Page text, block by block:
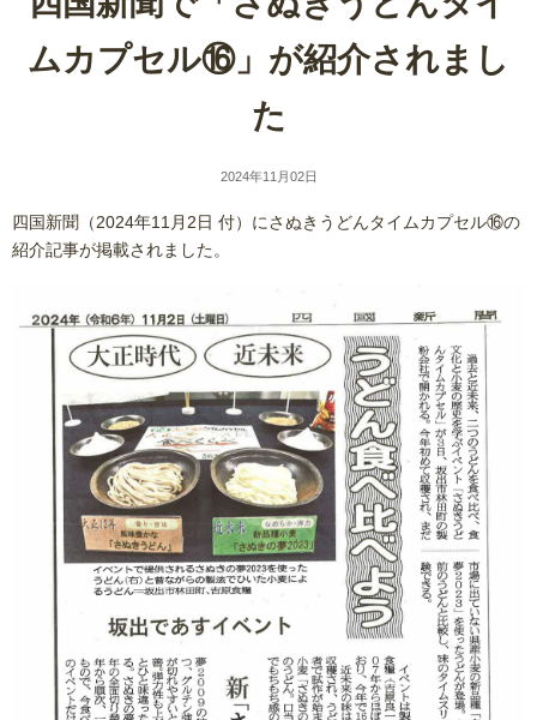
ムカプセル⑯」が紹介されまし
た
2024年11月02日
四国新聞（2024年11月2日 付）にさぬきうどんタイムカプセル⑯の
紹介記事が掲載されました。